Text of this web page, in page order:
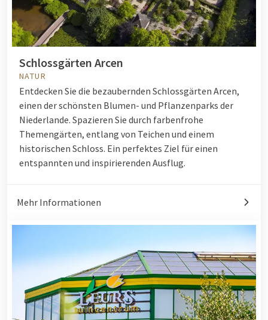
Schlossgärten Arcen
NATUR
Entdecken Sie die bezaubernden Schlossgärten Arcen,
einen der schönsten Blumen- und Pflanzenparks der
Niederlande. Spazieren Sie durch farbenfrohe
Themengärten, entlang von Teichen und einem
historischen Schloss. Ein perfektes Ziel für einen
entspannten und inspirierenden Ausflug.
Mehr Informationen